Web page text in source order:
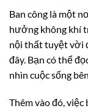
Ban công là một
hưởng không khí
nội thất tuyệt vời
đây. Bạn có thể
nhìn cuộc sống
Thêm vào đó,